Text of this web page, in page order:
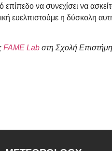
να συνεχίσει να
ευελπιστούμε η δύσκολη
FAME Lab στη Σχολή